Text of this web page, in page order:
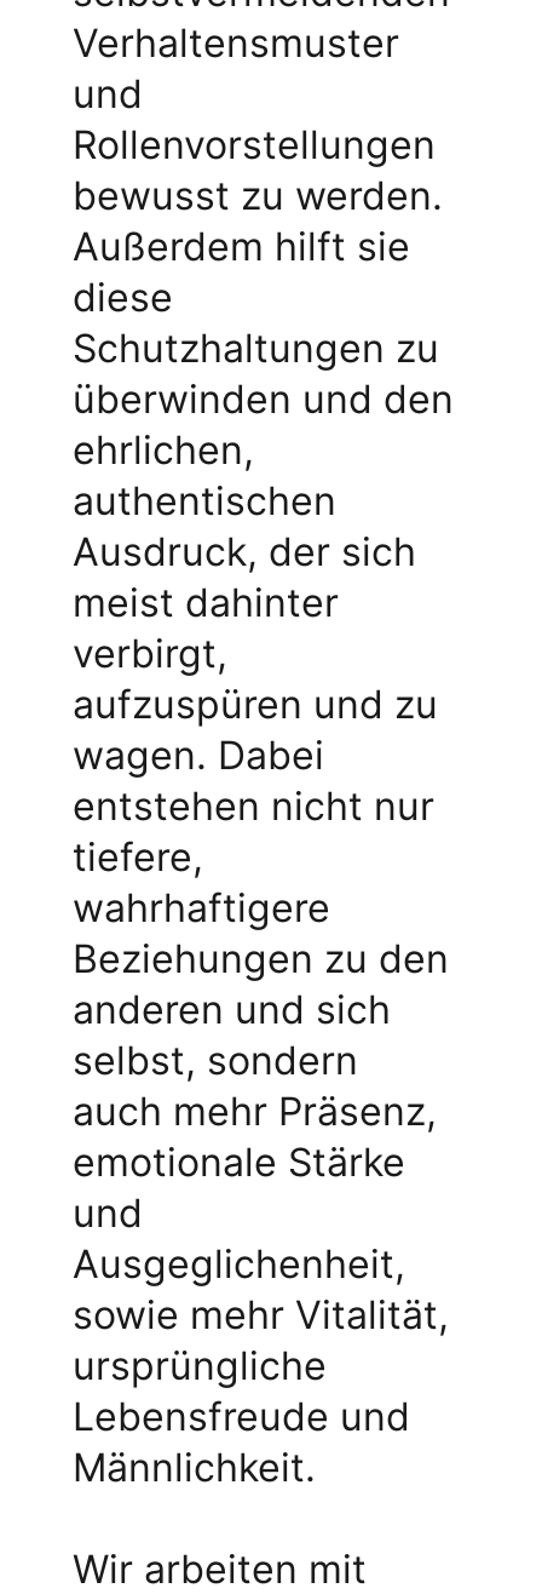
Verhaltensmuster
und
Rollenvorstellungen
bewusst zu werden.
Außerdem hilft sie
diese
Schutzhaltungen zu
überwinden und den
ehrlichen,
authentischen
Ausdruck, der sich
meist dahinter
verbirgt,
aufzuspüren und zu
wagen. Dabei
entstehen nicht nur
tiefere,
wahrhaftigere
Beziehungen zu den
anderen und sich
selbst, sondern
auch mehr Präsenz,
emotionale Stärke
und
Ausgeglichenheit,
sowie mehr Vitalität,
ursprüngliche
Lebensfreude und
Männlichkeit.
Wir arbeiten mit